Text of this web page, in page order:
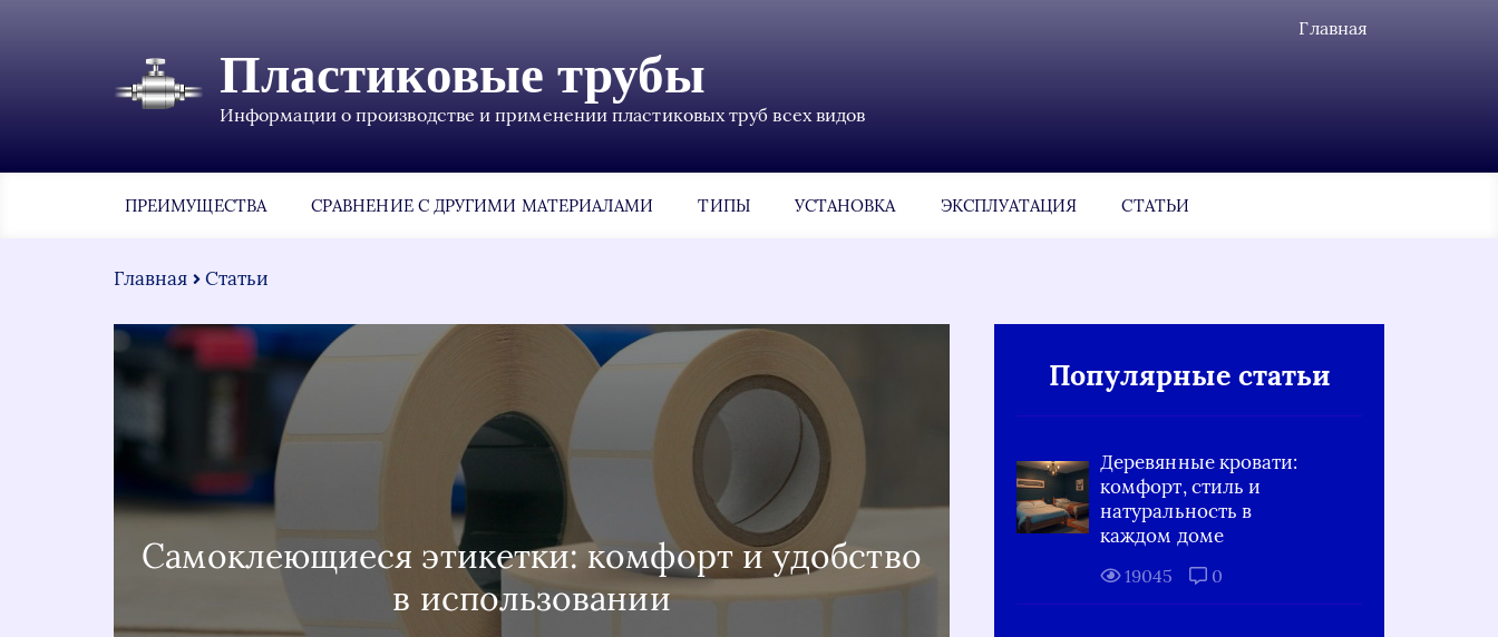
Главная
Пластиковые трубы
Информации о производстве и применении пластиковых труб всех видов
ПРЕИМУЩЕСТВА СРАВНЕНИЕ С ДРУГИМИ МАТЕРИАЛАМИ ТИПЫ УСТАНОВКА ЭКСПЛУАТАЦИЯ СТАТЬИ
Главная Статьи
Самоклеющиеся этикетки: комфорт и удобство
в использовании
Популярные статьи
Деревянные кровати:
комфорт, стиль и
натуральность в
каждом доме
19045 0